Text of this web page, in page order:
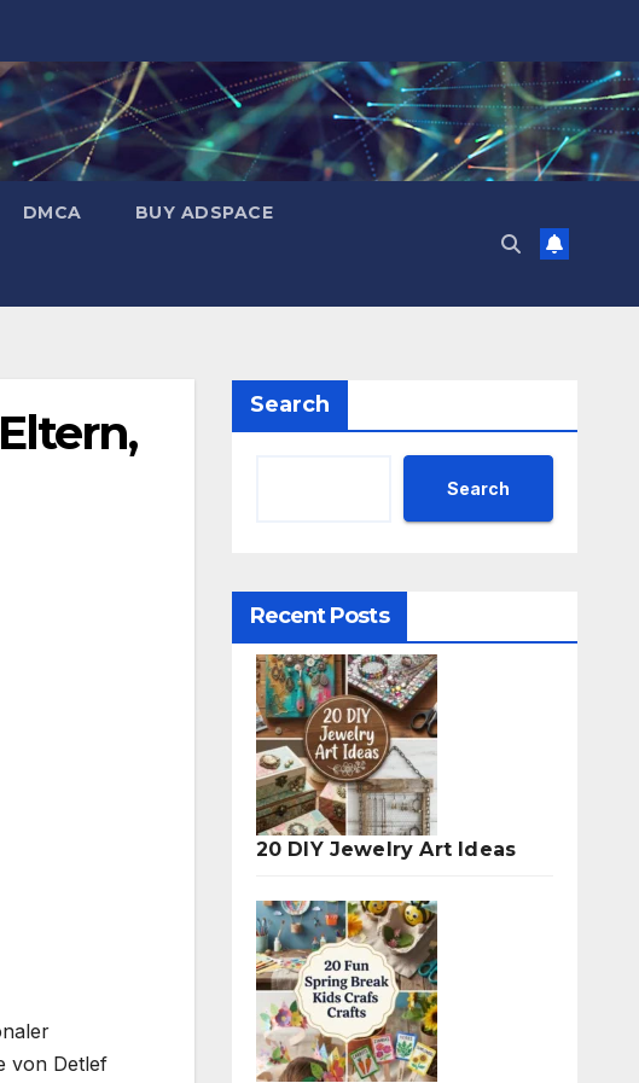
DMCA BUY ADSPACE
von Detlef
Search
Search
Recent Posts
20 DIY Jewelry Art Ideas